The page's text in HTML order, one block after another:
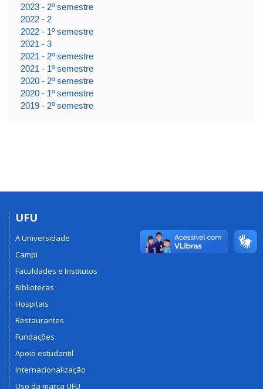
2023 - 2º semestre
2022 - 2
2022 - 1º semestre
2021 - 3
2021 - 2º semestre
2021 - 1º semestre
2020 - 2º semestre
2020 - 1º semestre
2019 - 2º semestre
UFU
A Universidade
Campi
Faculdades e Institutos
Bibliotecas
Hospitais
Restaurantes
Fundações
Apoio estudantil
Internacionalização
Uso da marca UFU